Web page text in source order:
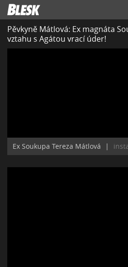
Pěvkyně Mátlová: Ex magnáta
vztahu s Agátou vrací úder!
Ex Soukupa Tereza Mátlová |